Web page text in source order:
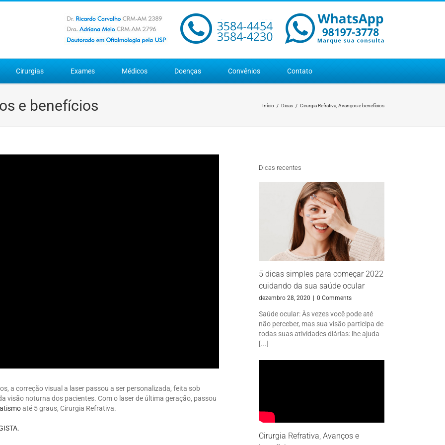
Cirurgias Exames Médicos Doenças Convênios Contato
e benefícios Início Dicas Cirurgia Refrativa, Avanços e benefícios
a correção visual a laser passou a ser personalizada, feita sob
visão noturna dos pacientes. Com o laser de última geração, passou
até 5 graus, Cirurgia Refrativa.⠀⠀⠀
Dicas recentes
5 dicas simples para começar 2022
cuidando da sua saúde ocular
dezembro 28, 2020 0 Comments
Saúde ocular: Às vezes você pode até
não perceber, mas sua visão participa de
todas suas atividades diárias: lhe ajuda
[...]
Cirurgia Refrativa, Avanços e